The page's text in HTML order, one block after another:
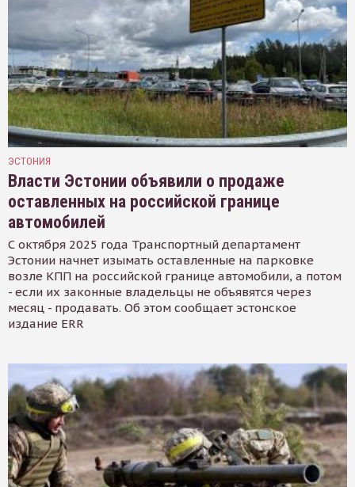
ЭСТОНИЯ
Власти Эстонии объявили о продаже
оставленных на российской границе
автомобилей
С октября 2025 года Транспортный департамент
Эстонии начнет изымать оставленные на парковке
возле КПП на российской границе автомобили, а потом
- если их законные владельцы не объявятся через
месяц - продавать. Об этом сообщает эстонское
издание ERR